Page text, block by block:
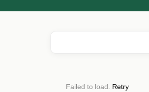
Failed to load. Retry